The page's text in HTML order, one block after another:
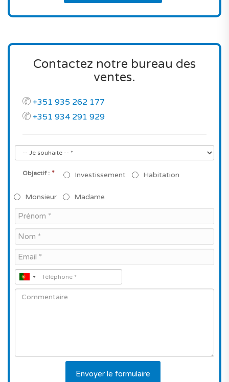
Contactez notre bureau des
ventes.
+351 935 262 177
+351 934 291 929
Objectif : * Investissement Habitation
Monsieur Madame